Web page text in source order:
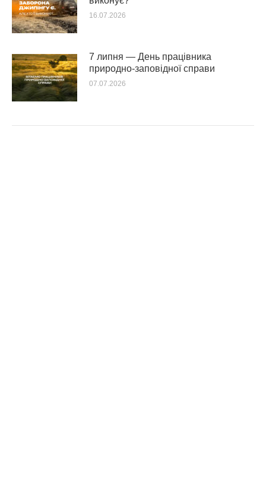
16.07.2026
7 липня — День працівника
природно-заповідної справи
07.07.2026